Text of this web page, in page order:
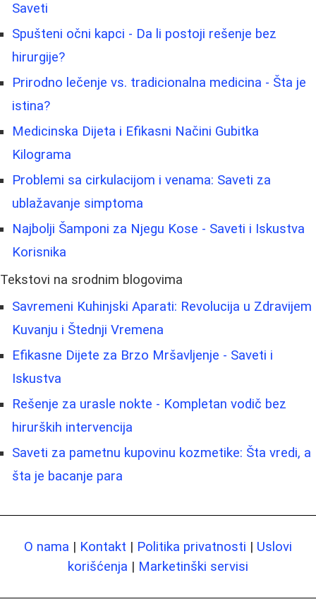
Saveti
Spušteni očni kapci - Da li postoji rešenje bez
hirurgije?
Prirodno lečenje vs. tradicionalna medicina - Šta je
istina?
Medicinska Dijeta i Efikasni Načini Gubitka
Kilograma
Problemi sa cirkulacijom i venama: Saveti za
ublažavanje simptoma
Najbolji Šamponi za Njegu Kose - Saveti i Iskustva
Korisnika
Tekstovi na srodnim blogovima
Savremeni Kuhinjski Aparati: Revolucija u Zdravijem
Kuvanju i Štednji Vremena
Efikasne Dijete za Brzo Mršavljenje - Saveti i
Iskustva
Rešenje za urasle nokte - Kompletan vodič bez
hirurških intervencija
Saveti za pametnu kupovinu kozmetike: Šta vredi, a
šta je bacanje para
O nama | Kontakt | Politika privatnosti | Uslovi
korišćenja | Marketinški servisi